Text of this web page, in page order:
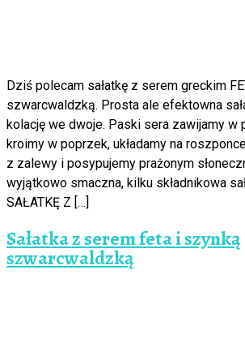
Dziś polecam sałatkę z serem greckim
szwarcwaldzką. Prosta ale efektowna
kolację we dwoje. Paski sera zawijamy w
kroimy w poprzek, układamy na
z zalewy i posypujemy prażonym
wyjątkowo smaczna, kilku składnikowa
SAŁATKĘ Z […]
Sałatka z serem feta i szynką
szwarcwaldzką